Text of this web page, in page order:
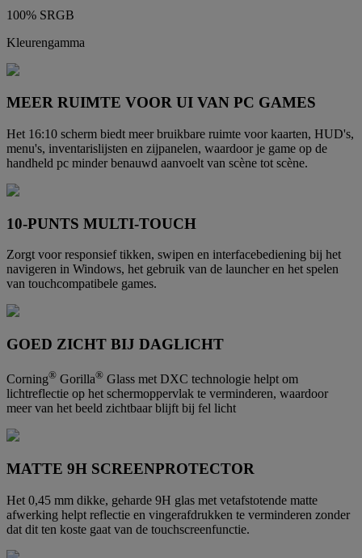
100% SRGB
Kleurengamma
MEER RUIMTE VOOR UI VAN PC GAMES
Het 16:10 scherm biedt meer bruikbare ruimte voor kaarten, HUD's,
menu's, inventarislijsten en zijpanelen, waardoor je game op de
handheld pc minder benauwd aanvoelt van scène tot scène.
10-PUNTS MULTI-TOUCH
Zorgt voor responsief tikken, swipen en interfacebediening bij het
navigeren in Windows, het gebruik van de launcher en het spelen
van touchcompatibele games.
GOED ZICHT BIJ DAGLICHT
Corning® Gorilla® Glass met DXC technologie helpt om
lichtreflectie op het schermoppervlak te verminderen, waardoor
meer van het beeld zichtbaar blijft bij fel licht
MATTE 9H SCREENPROTECTOR
Het 0,45 mm dikke, geharde 9H glas met vetafstotende matte
afwerking helpt reflectie en vingerafdrukken te verminderen zonder
dat dit ten koste gaat van de touchscreenfunctie.